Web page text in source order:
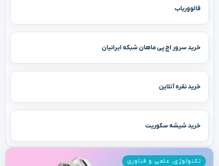
فالووریاب
خرید سرور اچ پی ماهان شبکه ایرانیان
خرید نقره آنلاین
خرید شیشه سکوریت
تکنولوژی, علمی و فناوری